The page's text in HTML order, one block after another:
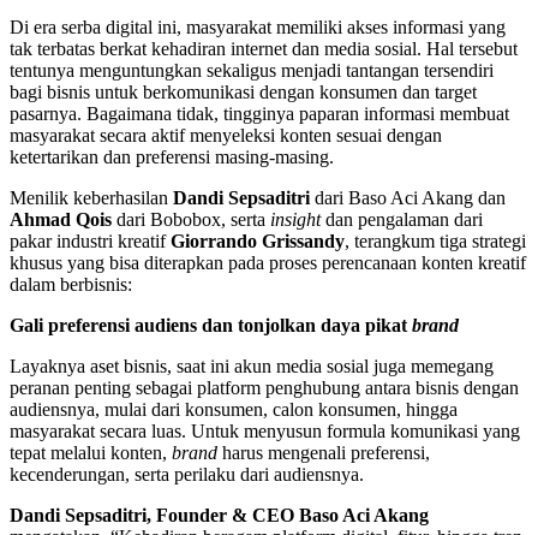
Di era serba digital ini, masyarakat memiliki akses informasi yang
tak terbatas berkat kehadiran internet dan media sosial. Hal tersebut
tentunya menguntungkan sekaligus menjadi tantangan tersendiri
bagi bisnis untuk berkomunikasi dengan konsumen dan target
pasarnya. Bagaimana tidak, tingginya paparan informasi membuat
masyarakat secara aktif menyeleksi konten sesuai dengan
ketertarikan dan preferensi masing-masing.
Menilik keberhasilan Dandi Sepsaditri dari Baso Aci Akang dan
Ahmad Qois dari Bobobox, serta insightdan pengalaman dari
pakar industri kreatifGiorrando Grissandy, terangkum tiga strategi
khusus yang bisa diterapkan pada proses perencanaan konten kreatif
dalam berbisnis:
Gali preferensi audiens dan tonjolkan daya pikat brand
Layaknya aset bisnis, saat ini akun media sosial juga memegang
peranan penting sebagai platform penghubung antara bisnis dengan
audiensnya, mulai dari konsumen, calon konsumen, hingga
masyarakat secara luas. Untuk menyusun formula komunikasi yang
tepat melalui konten, brand harus mengenali preferensi,
kecenderungan, serta perilaku dari audiensnya.
Dandi Sepsaditri, Founder & CEO Baso Aci Akang